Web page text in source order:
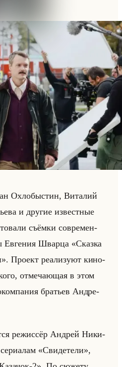
Ох­ло­быст­ин, Ви­та­лий
и дру­гие из­вест­ные
съём­ки со­вре­мен­
Ев­ге­ния Швар­ца «Сказка
Про­ект ре­али­зу­ют ки­но­
от­ме­ча­ющая в этом
бра­тьев Ан­дре­
ре­жис­сёр Ан­дрей Ни­ки­
«Свидетели»,